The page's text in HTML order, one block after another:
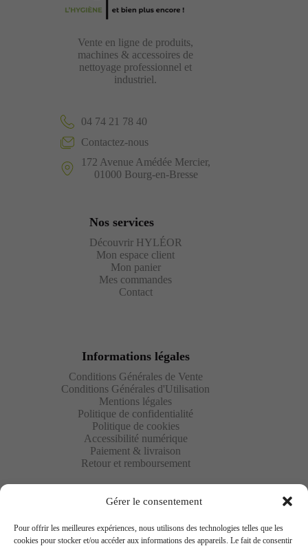
Gérer le consentement
Pour offrir les meilleures expériences, nous utilisons des technologies telles que les
cookies pour stocker et/ou accéder aux informations des appareils. Le fait de consentir
Vente en ligne de produits,
machines & accessoires de
nettoyage professionnel et
industriel.
04 74 21 78 40
Contactez-nous
172 Avenue Amédée Mercier,
01000 Bourg-en-Bresse
Nos services
Découvrir HYLÉOR
Mon espace client
Mon panier
Mes commandes
Contact
Informations légales
Conditions Générales de Vente
Conditions Générales d'Utilisation
Mentions légales
Politique de confidentialité
Politique de cookies
Accessibilité numérique
Paiement & livraison
Retour et remboursement